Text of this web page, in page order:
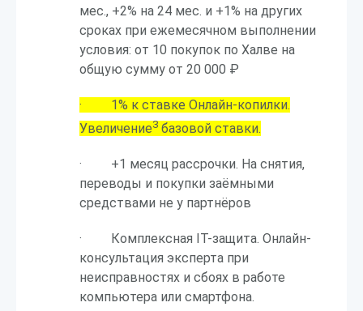
мес., +2% на 24 мес. и +1% на других
сроках при ежемесячном выполнении
условия: от 10 покупок по Халве на
общую сумму от 20 000 ₽
· 1% к ставке Онлайн-копилки.
Увеличение3 базовой ставки.
· +1 месяц рассрочки. На снятия,
переводы и покупки заёмными
средствами не у партнёров
· Комплексная IT-защита. Онлайн-
консультация эксперта при
неисправностях и сбоях в работе
компьютера или смартфона.